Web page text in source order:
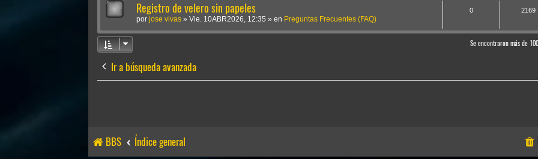
Registro de velero sin papeles
por jose vivas » Vie. 10ABR2026, 12:35 » en Preguntas Frecuentes (FAQ)
0 2169
Se encontraron más de
Ir a búsqueda avanzada
BBS Índice general